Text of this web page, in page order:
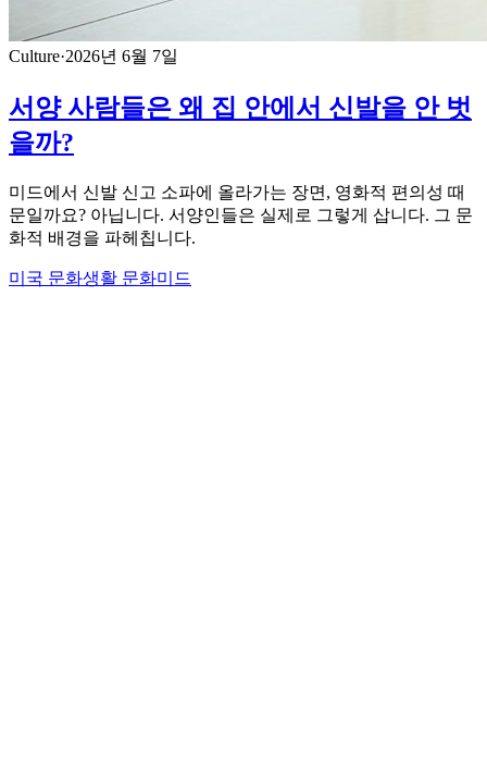
Culture·2026년 6월 7일
서양 사람들은 왜 집 안에서 신발을 안 벗
을까?
미드에서 신발 신고 소파에 올라가는 장면, 영화적 편의성 때
문일까요? 아닙니다. 서양인들은 실제로 그렇게 삽니다. 그 문
화적 배경을 파헤칩니다.
미국 문화생활 문화미드